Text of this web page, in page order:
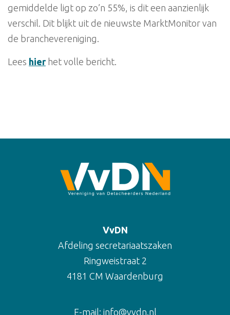
gemiddelde ligt op zo’n 55%, is dit een aanzienlijk
verschil. Dit blijkt uit de nieuwste MarktMonitor van
de branchevereniging.
Lees hierhet volle bericht.
VvDN
Afdeling secretariaatszaken
Ringweistraat 2
4181 CM Waardenburg
E-mail: info@vvdn.nl